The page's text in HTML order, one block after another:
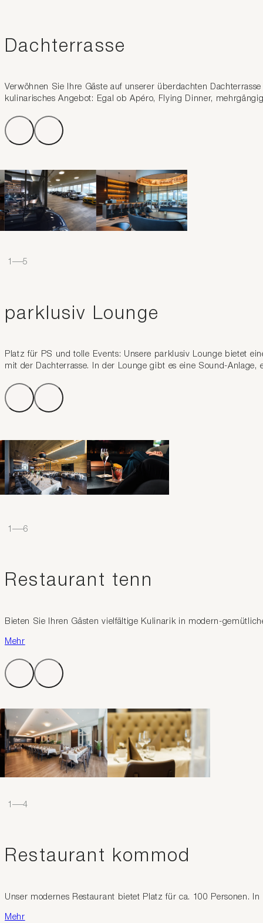
Dachterrasse
Verwöhnen Sie Ihre Gäste auf unserer überdachten
kulinarisches Angebot: Egal ob Apéro, Flying Dinner,
parklusiv Lounge
Platz für PS und tolle Events: Unsere parklusiv Lounge bietet
mit der Dachterrasse. In der Lounge gibt es eine Sound-
1–5
Restaurant tenn
Bieten Sie Ihren Gästen vielfältige Kulinarik in modern-
Mehr
1–6
Restaurant kommod
Unser modernes Restaurant bietet Platz für ca. 100 Personen.
Mehr
1–4